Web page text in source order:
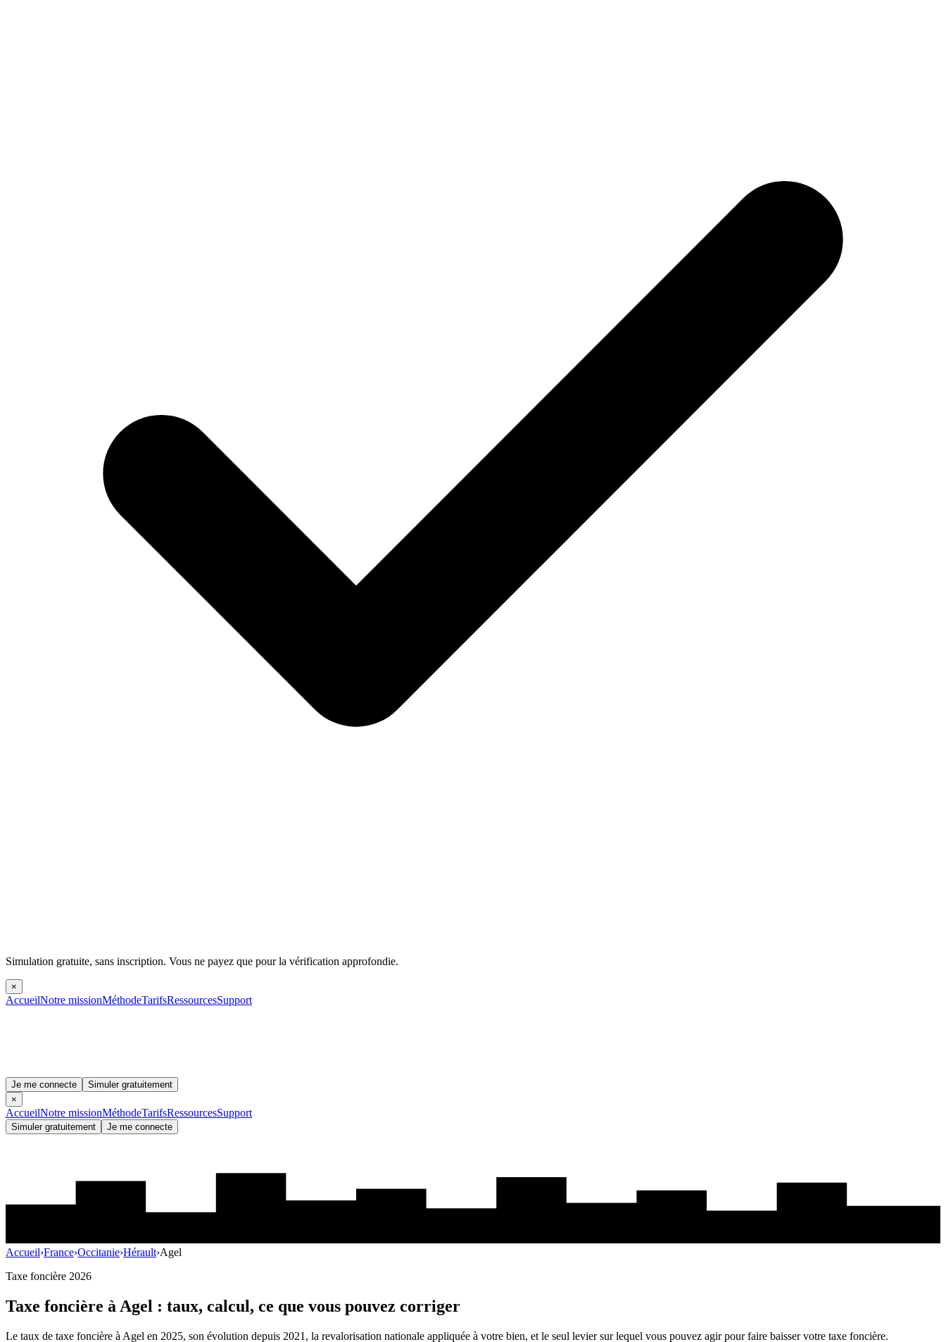
Simulation gratuite, sans inscription. Vous ne payez que pour la vérification approfondie.
×
AccueilNotre missionMéthodeTarifsRessourcesSupport
Je me connecte
Simuler gratuitement
×
AccueilNotre missionMéthodeTarifsRessourcesSupport
Simuler gratuitement Je me connecte
Accueil›France›Occitanie›Hérault›Agel
Taxe foncière 2026
Taxe foncière à Agel : taux, calcul, ce que vous pouvez corriger
Le taux de taxe foncière à Agel en 2025, son évolution depuis 2021, la revalorisation nationale appliquée à votre bien, et le seul levier sur lequel vous pouvez agir pour faire baisser votre taxe foncière.